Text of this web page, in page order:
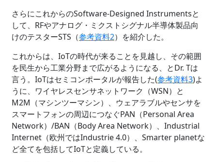
さらにこれからのSoftware-Designed Instrumentsと
して、RFやアナログ・ミクストシグナル半導体製品向
けのテスターSTS（参考資料2）を紹介した。
これからは、IoTの時代が来ることを見越し、その範囲
を民生から工業分野まで広がるようになる、とDr. Tは
言う。IoTはセミコンポータルが報告した(参考資料3)よ
うに、ワイヤレスセンサネットワーク（WSN）と
M2M（マシンツーマシン）、ウェアラブルやセンサを
スマートフォンの周辺につなぐPAN（Personal Area
Network）/BAN（Body Area Network）、Industrial
Internet（欧州ではIndustrie 4.0）、Smarter planetな
ど全てを包括してIoTと定義している。